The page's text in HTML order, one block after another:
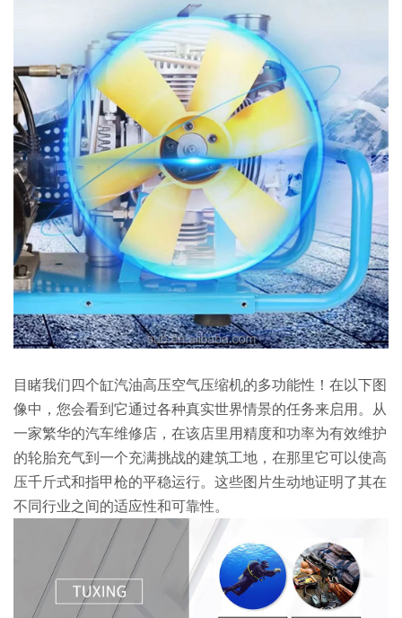
目睹我们四个缸汽油高压空气压缩机的多功能性！在以下图
像中，您会看到它通过各种真实世界情景的任务来启用。从
一家繁华的汽车维修店，在该店里用精度和功率为有效维护
的轮胎充气到一个充满挑战的建筑工地，在那里它可以使高
压千斤式和指甲枪的平稳运行。这些图片生动地证明了其在
不同行业之间的适应性和可靠性。